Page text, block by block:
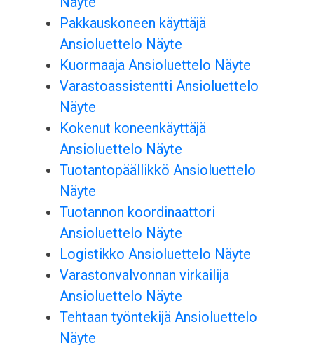
Pakkauskoneen käyttäjä
Ansioluettelo Näyte
Kuormaaja Ansioluettelo Näyte
Varastoassistentti Ansioluettelo
Näyte
Kokenut koneenkäyttäjä
Ansioluettelo Näyte
Tuotantopäällikkö Ansioluettelo
Näyte
Tuotannon koordinaattori
Ansioluettelo Näyte
Logistikko Ansioluettelo Näyte
Varastonvalvonnan virkailija
Ansioluettelo Näyte
Tehtaan työntekijä Ansioluettelo
Näyte